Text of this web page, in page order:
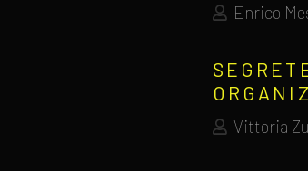
Enrico
Vittoria